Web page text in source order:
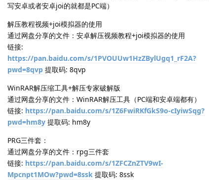
写安卓或者安卓joi的就都是PC端）
解压教程视频+joi模拟器的使用
通过网盘分享的文件：安卓解压视频教程+joi模拟器的使用
链接:
https://pan.baidu.com/s/1PVOUUw1HzZBylUgq1_rF2A?
pwd=8qvp 提取码: 8qvp
WinRAR解压缩工具+解压专家破解版
通过网盘分享的文件：WinRAR解压工具（PC端和安卓端都有）
链接: https://pan.baidu.com/s/1Z6FwiRKfGkS9o-cIyiwSqg?
pwd=hm8y 提取码: hm8y
PRG三件套：
通过网盘分享的文件：rpg三件套
链接: https://pan.baidu.com/s/1ZFCZnZTV9wI-
Mpcnpt1MOw?pwd=8ssk 提取码: 8ssk